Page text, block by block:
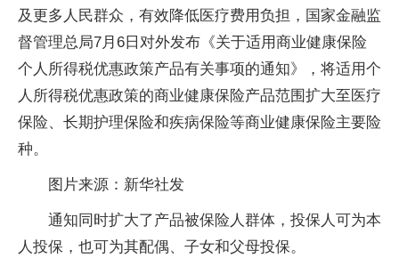
及更多人民群众，有效降低医疗费用负担，国家金融监
督管理总局7月6日对外发布《关于适用商业健康保险
个人所得税优惠政策产品有关事项的通知》，将适用个
人所得税优惠政策的商业健康保险产品范围扩大至医疗
保险、长期护理保险和疾病保险等商业健康保险主要险
种。
图片来源：新华社发
通知同时扩大了产品被保险人群体，投保人可为本
人投保，也可为其配偶、子女和父母投保。